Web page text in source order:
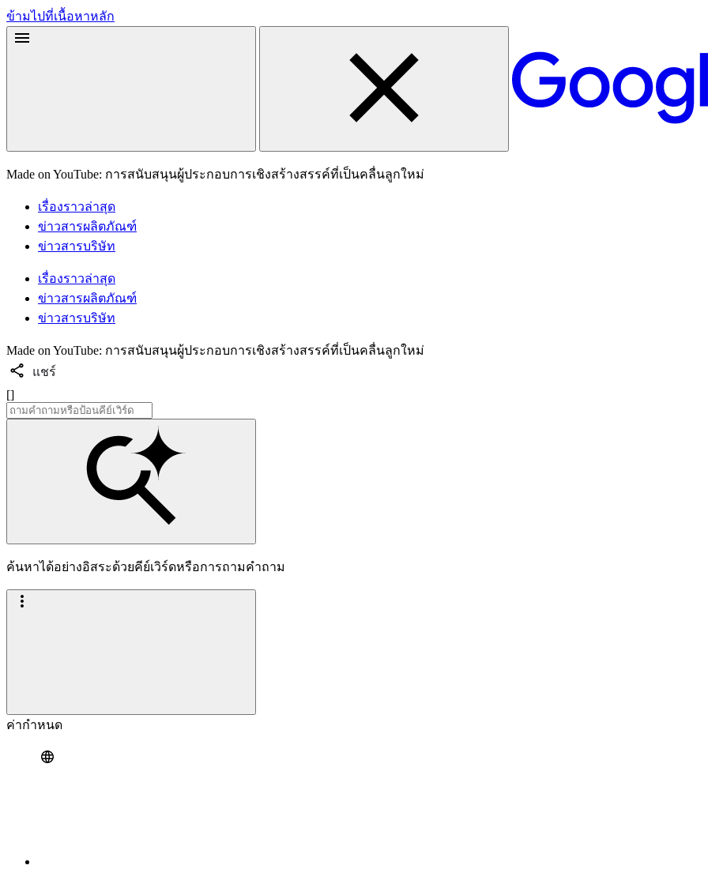
ข้ามไปที่เนื้อหาหลัก
Made on YouTube: การสนับสนุนผู้ประกอบการเชิงสร้างสรรค์ที่เป็นคลื่นลูกใหม่
เรื่องราวล่าสุด
ข่าวสารผลิตภัณฑ์
ข่าวสารบริษัท
เรื่องราวล่าสุด
ข่าวสารผลิตภัณฑ์
ข่าวสารบริษัท
Made on YouTube: การสนับสนุนผู้ประกอบการเชิงสร้างสรรค์ที่เป็นคลื่นลูกใหม่
แชร์
[]
ค้นหาได้อย่างอิสระด้วยคีย์เวิร์ดหรือการถามคำถาม
ค่ากำหนด